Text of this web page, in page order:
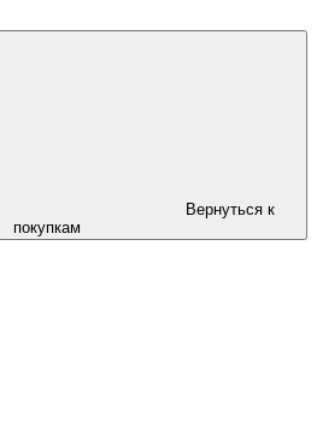
Вернуться к
покупкам